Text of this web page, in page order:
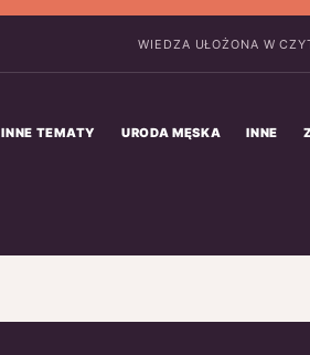
WIEDZA UŁOŻONA W
INNE TEMATY URODA MĘSKA INNE